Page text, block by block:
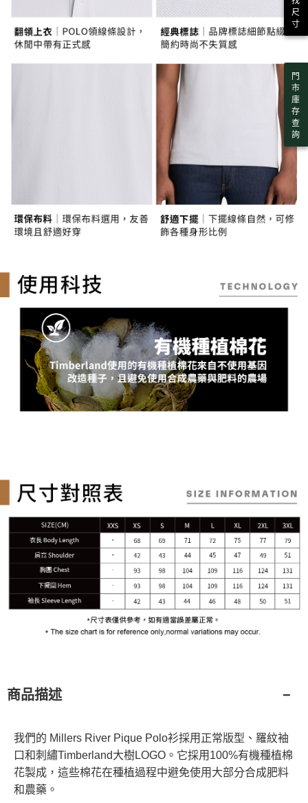
３．未成年的使用者請事先徵得法定代理人或監護人之同意方可使用
「AFTEE先享後付」，若未經同意申辦者引起之損失，本公司不負相關責
任。
４．使用「AFTEE先享後付」時，將依據個別帳號之用戶狀況，依本公司即
請求用戶進行身份認證。
５．嚴禁一人註冊多個帳號或使用他人資訊註冊。若發現惡意使用之情形，
恩沛科技股份有限公司將有權停止該用戶之使用額度並採取法律行動。
每筆NT$130，滿NT$2,000(含以上)免運費
商品描述
我們的 Millers River Pique Polo衫採用正常版型、羅紋袖
口和刺繡Timberland大樹LOGO。它採用100%有機種植棉
花製成，這些棉花在種植過程中避免使用大部分合成肥料
和農藥。
門
市
庫
存
查
詢
尺
寸